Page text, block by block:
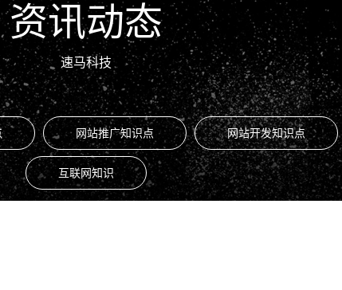
资讯动态
速马科技
网站推广知识点 网站开发知识点
互联网知识